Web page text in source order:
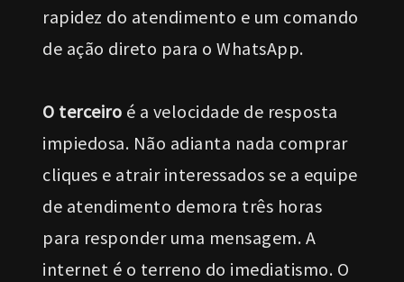
rapidez do atendimento e um comando
de ação direto para o WhatsApp.
O terceiro é a velocidade de resposta
impiedosa. Não adianta nada comprar
cliques e atrair interessados se a equipe
de atendimento demora três horas
para responder uma mensagem. A
internet é o terreno do imediatismo. O